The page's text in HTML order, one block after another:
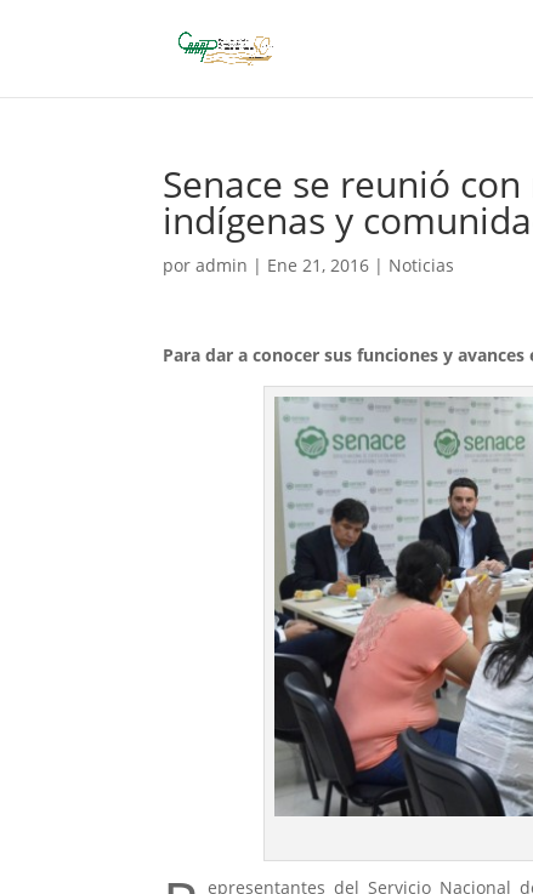
Senace se reunió
indígenas y
poradmin | Ene 21, 2016 | Noticias
Para dar a conocer sus funciones y
epresentantes del Servicio Nacional